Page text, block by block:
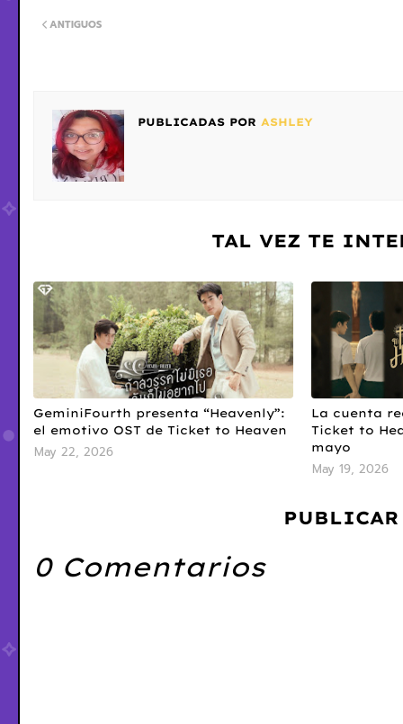
ANTIGUOS
PUBLICADAS POR ASHLEY
TAL VEZ TE
GeminiFourth presenta “Heavenly”:
el emotivo OST de Ticket to Heaven
May 22, 2026
La cuenta
Ticket to
mayo
May 19, 2026
0 Comentarios